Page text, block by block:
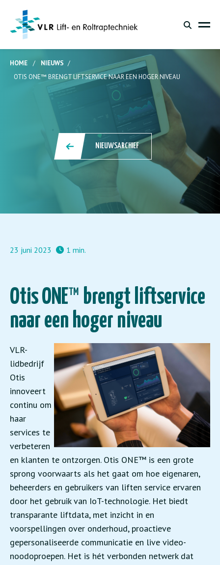
HOME / NIEUWS /
OTIS ONE™ BRENGT LIFTSERVICE NAAR EEN HOGER NIVEAU
NIEUWSARCHIEF
23 juni 2023 1 min.
Otis ONE™ brengt liftservice
naar een hoger niveau
VLR-
lidbedrijf
Otis
innoveert
continu om
haar
services te
verbeteren
en klanten te ontzorgen. Otis ONE™ is een grote
sprong voorwaarts als het gaat om hoe eigenaren,
beheerders en gebruikers van liften service ervaren
door het gebruik van IoT-technologie. Het biedt
transparante liftdata, met inzicht in en
voorspellingen over onderhoud, proactieve
gepersonaliseerde communicatie en live video-
noodoproepen. Het is hét verbonden netwerk dat